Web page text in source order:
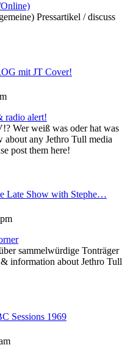
Pressartikel / discuss
mit JT Cover!
alert!
Wer weiß was oder hat was
any Jethro Tull media
post them here!
Late Show with Stephe…
sammelwürdige Tonträger
information about Jethro Tull
Sessions 1969